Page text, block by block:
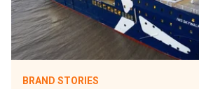
BRAND STORIES